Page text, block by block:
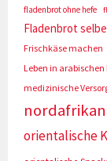
fladenbrot ohne hefe
Fladenbrot
Frischkäse machen
Leben in
medizinische
orientalische